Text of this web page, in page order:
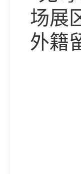
场展
外籍